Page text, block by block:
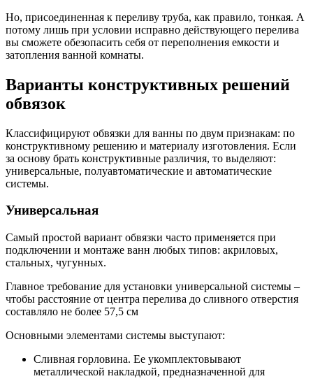
Но, присоединенная к переливу труба, как правило, тонкая. А
потому лишь при условии исправно действующего перелива
вы сможете обезопасить себя от переполнения емкости и
затопления ванной комнаты.
Варианты конструктивных решений
обвязок
Классифицируют обвязки для ванны по двум признакам: по
конструктивному решению и материалу изготовления. Если
за основу брать конструктивные различия, то выделяют:
универсальные, полуавтоматические и автоматические
системы.
Универсальная
Самый простой вариант обвязки часто применяется при
подключении и монтаже ванн любых типов: акриловых,
стальных, чугунных.
Главное требование для установки универсальной системы –
чтобы расстояние от центра перелива до сливного отверстия
составляло не более 57,5 см
Основными элементами системы выступают:
Сливная горловина. Ее укомплектовывают
металлической накладкой, предназначенной для